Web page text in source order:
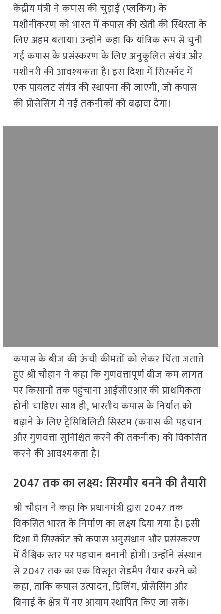
केंद्रीय मंत्री ने कपास की चुड़ाई (प्लकिंग) के
मशीनीकरण को भारत में कपास की खेती की स्थिरता के
लिए अहम बताया। उन्होंने कहा कि यांत्रिक रूप से चुनी
गई कपास के प्रसंस्करण के लिए अनुकूलित संयंत्र और
मशीनरी की आवश्यकता है। इस दिशा में सिरकॉट में
एक पायलट संयंत्र की स्थापना की जाएगी, जो कपास
की प्रोसेसिंग में नई तकनीकों को बढ़ावा देगा।
कपास के बीज की ऊंची कीमतों को लेकर चिंता जताते
हुए श्री चौहान ने कहा कि गुणवत्तापूर्ण बीज कम लागत
पर किसानों तक पहुंचाना आईसीएआर की प्राथमिकता
होनी चाहिए। साथ ही, भारतीय कपास के निर्यात को
बढ़ाने के लिए ट्रेसिबिलिटी सिस्टम (कपास की पहचान
और गुणवत्ता सुनिश्चित करने की तकनीक) को विकसित
करने की आवश्यकता है।
2047तक का लक्ष्य: सिरमौर बनने की तैयारी
श्री चौहान ने कहा कि प्रधानमंत्री द्वारा 2047 तक
विकसित भारत के निर्माण का लक्ष्य दिया गया है। इसी
दिशा में सिरकॉट को कपास अनुसंधान और प्रसंस्करण
में वैश्विक स्तर पर पहचान बनानी होगी। उन्होंने संस्थान
से 2047 तक का एक विस्तृत रोडमैप तैयार करने को
कहा, ताकि कपास उत्पादन, डिलिंग, प्रोसेसिंग और
बिनाई के क्षेत्र में नए आयाम स्थापित किए जा सकें।